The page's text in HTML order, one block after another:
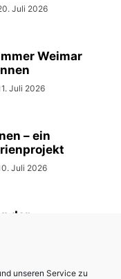
unseren Service zu
Juli 2026
Weimar
Juli 2026
– ein
Juli 2026
der
am